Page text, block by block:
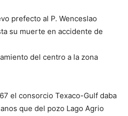
prefecto al P. Wenceslao
su muerte en accidente de
del centro a la zona
el consorcio Texaco-Gulf daba
que del pozo Lago Agrio